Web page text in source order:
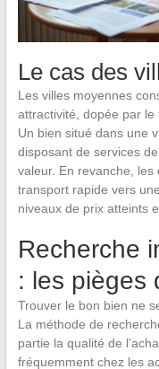
Le cas des
Les villes moyennes
attractivité, dopée par
Un bien situé dans une
disposant de services
valeur. En revanche,
transport rapide vers
niveaux de prix atteints
Recherche
: les pièges
Trouver le bon bien ne
La méthode de
partie la qualité de
fréquemment chez les